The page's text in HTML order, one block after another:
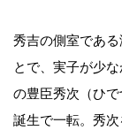
秀吉の側室であ
とで、実子が少
の豊臣秀次（ひ
誕生で一転。秀